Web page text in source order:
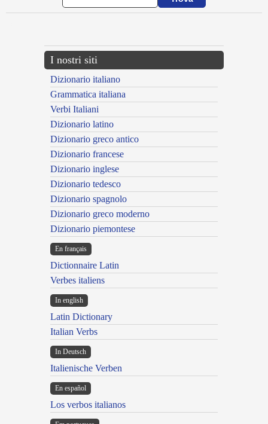
I nostri siti
Dizionario italiano
Grammatica italiana
Verbi Italiani
Dizionario latino
Dizionario greco antico
Dizionario francese
Dizionario inglese
Dizionario tedesco
Dizionario spagnolo
Dizionario greco moderno
Dizionario piemontese
En français
Dictionnaire Latin
Verbes italiens
In english
Latin Dictionary
Italian Verbs
In Deutsch
Italienische Verben
En español
Los verbos italianos